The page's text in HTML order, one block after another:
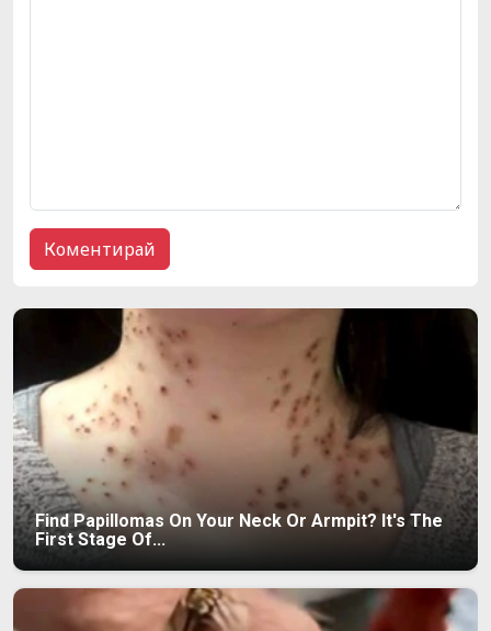
Find Papillomas On Your Neck Or Armpit? It's The
First Stage Of...